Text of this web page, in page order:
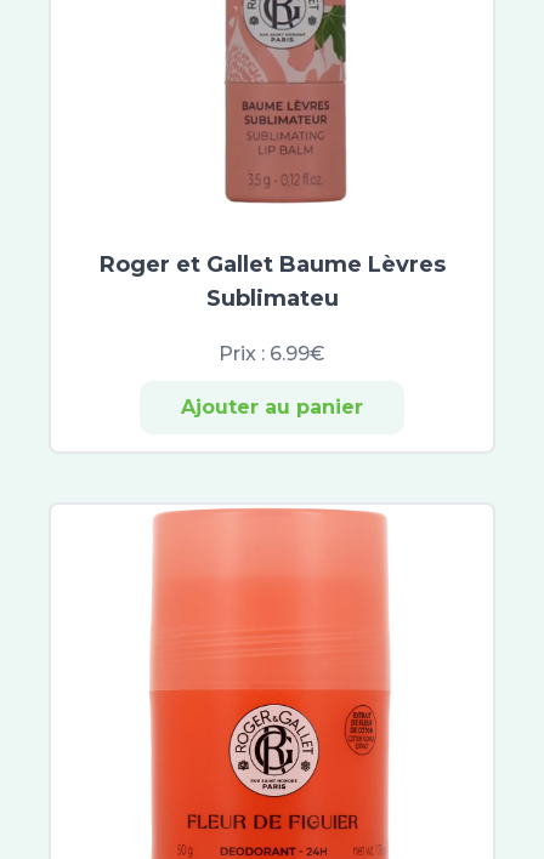
Roger et Gallet Baume Lèvres
Sublimateu
Prix : 6.99€
Ajouter au panier